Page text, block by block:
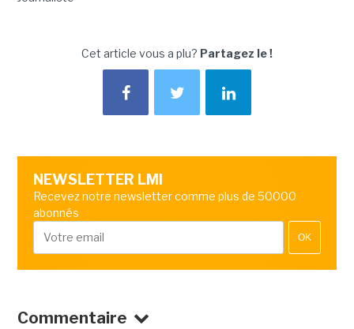
Cet article vous a plu? Partagez le !
NEWSLETTER LMI
Recevez notre newsletter comme plus de 50000
abonnés
OK
Commentaire